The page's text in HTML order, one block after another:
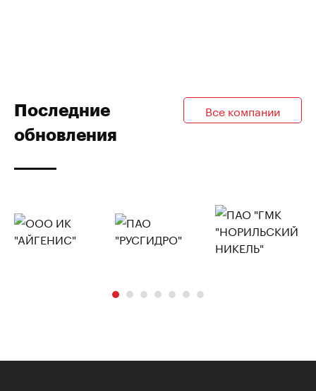
Последние
обновления
Все компании